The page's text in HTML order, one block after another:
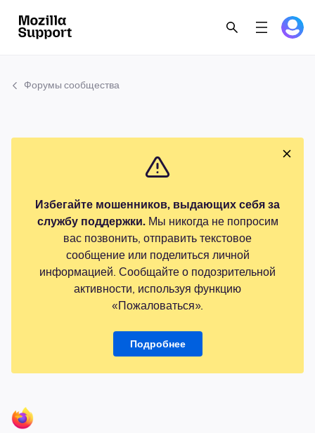
Форумы сообщества
Избегайте мошенников, выдающих себя за
службу поддержки.Мы никогда не попросим
вас позвонить, отправить текстовое
сообщение или поделиться личной
информацией. Сообщайте о подозрительной
активности, используя функцию
«Пожаловаться».
Подробнее